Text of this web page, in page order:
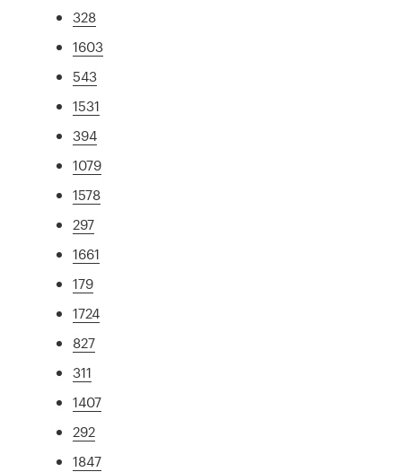
328
1603
543
1531
394
1079
1578
297
1661
179
1724
827
311
1407
292
1847